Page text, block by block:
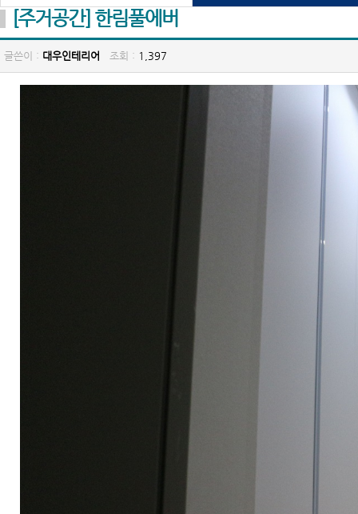
[주거공간] 한림풀에버
글쓴이 : 대우인테리어 조회 : 1,397